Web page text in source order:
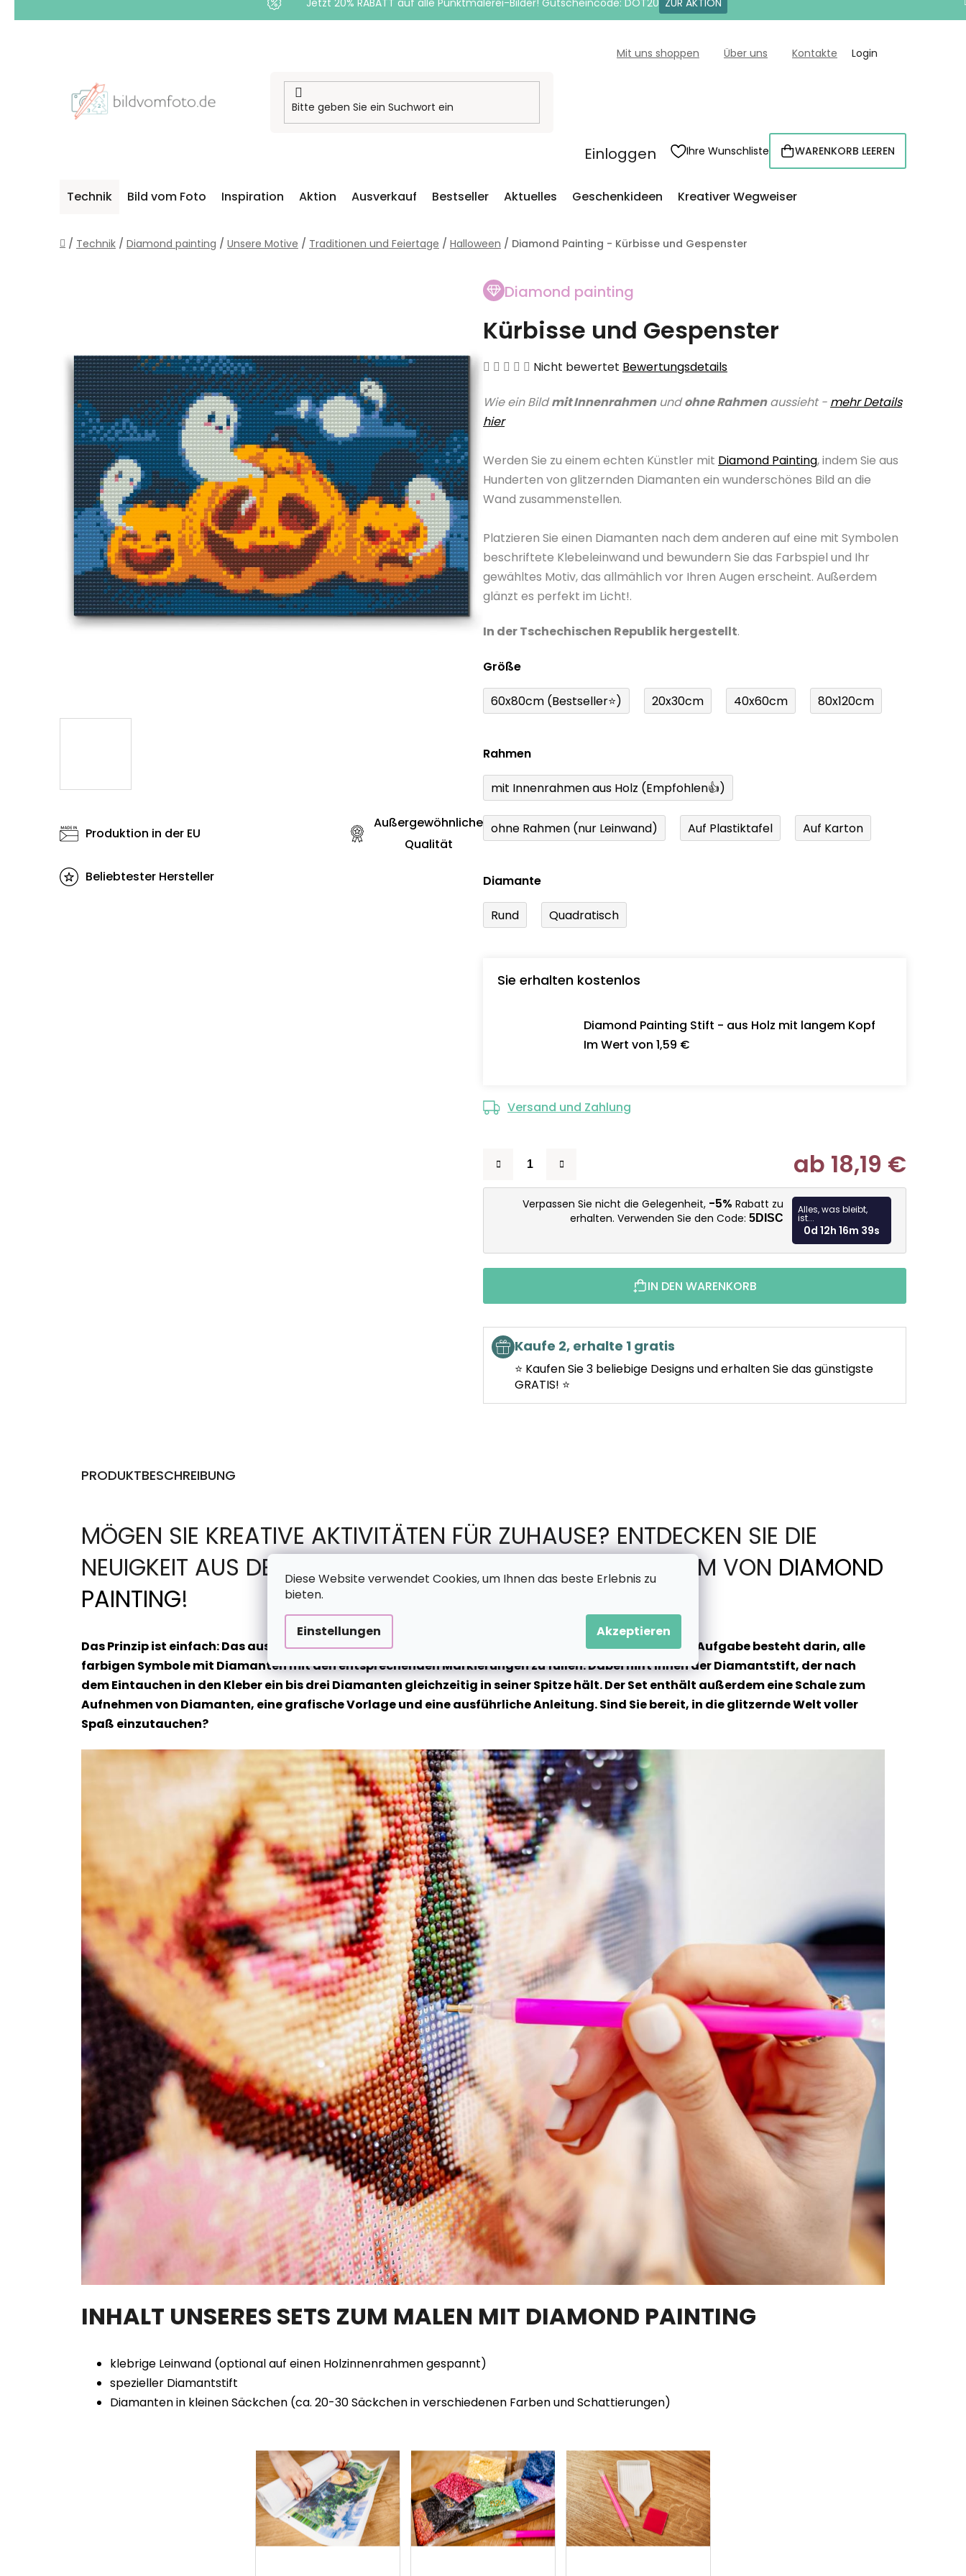
Diese Website verwendet Cookies, um Ihnen das beste Erlebnis zu
bieten.
Einstellungen Akzeptieren
Jetzt 20% RABATT auf alle Punktmalerei-Bilder! Gutscheincode: DOT20 ZUR AKTION
Mit uns shoppen Über uns Kontakte Login
Einloggen Ihre Wunschliste WARENKORB
WARENKORB LEEREN
Technik Bild vom Foto Inspiration Aktion Ausverkauf Bestseller Aktuelles Geschenkideen Kreativer Wegweiser
Startseite
/ Technik / Diamond painting / Unsere Motive / Traditionen und Feiertage / Halloween / Diamond Painting - Kürbisse und Gespenster
Diamond painting
Kürbisse und Gespenster
Die
Produktbewertung
von
5
Sternen.
Nicht bewertet Bewertungsdetails
Wie ein Bildmit Innenrahmenundohne Rahmenaussieht - mehr Details
hier
Werden Sie zu einem echten Künstler mit Diamond Painting, indem Sie aus
Hunderten von glitzernden Diamanten ein wunderschönes Bild an die
Wand zusammenstellen.
Platzieren Sie einen Diamanten nach dem anderen auf eine mit Symbolen
beschriftete Klebeleinwand und bewundern Sie das Farbspiel und Ihr
gewähltes Motiv, das allmählich vor Ihren Augen erscheint. Außerdem
glänzt es perfekt im Licht!.
In der Tschechischen Republik hergestellt.
Größe
60x80cm (Bestseller⭐) 20x30cm 40x60cm 80x120cm
Rahmen
mit Innenrahmen aus Holz (Empfohlen👍)
ohne Rahmen (nur Leinwand) Auf Plastiktafel Auf Karton
Diamante
Rund Quadratisch
Sie erhalten kostenlos
Diamond Painting Stift - aus Holz mit langem Kopf
Im Wert von 1,59 €
Versand und Zahlung
ab 18,19 €
Verpassen Sie nicht die Gelegenheit, -5% Rabatt zu
erhalten. Verwenden Sie den Code: 5DISC
Alles, was bleibt,
ist...
0d 12h 16m 37s
IN DEN WARENKORB
Kaufe 2, erhalte 1 gratis
⭐ Kaufen Sie 3 beliebige Designs und erhalten Sie das günstigste
GRATIS! ⭐
Produktion in der EU
Außergewöhnliche
Qualität
Beliebtester Hersteller
PRODUKTBESCHREIBUNG
MÖGEN SIE KREATIVE AKTIVITÄTEN FÜR ZUHAUSE? ENTDECKEN SIE DIE
NEUIGKEIT AUS DER TSCHECHISCHEN PRODUKTION IN FORM VON DIAMOND
PAINTING!
Das Prinzip ist einfach: Das ausgewählte Motiv wird auf eine klebrige Leinwand vorgedruckt und Ihre Aufgabe besteht darin, alle
farbigen Symbole mit Diamanten mit den entsprechenden Markierungen zu füllen. Dabei hilft Ihnen der Diamantstift, der nach
dem Eintauchen in den Kleber ein bis drei Diamanten gleichzeitig in seiner Spitze hält. Der Set enthält außerdem eine Schale zum
Aufnehmen von Diamanten, eine grafische Vorlage und eine ausführliche Anleitung. Sind Sie bereit, in die glitzernde Welt voller
Spaß einzutauchen?
INHALT UNSERES SETS ZUM MALEN MIT DIAMOND PAINTING
klebrige Leinwand (optional auf einen Holzinnenrahmen gespannt)
spezieller Diamantstift
Diamanten in kleinen Säckchen (ca. 20-30 Säckchen in verschiedenen Farben und Schattierungen)